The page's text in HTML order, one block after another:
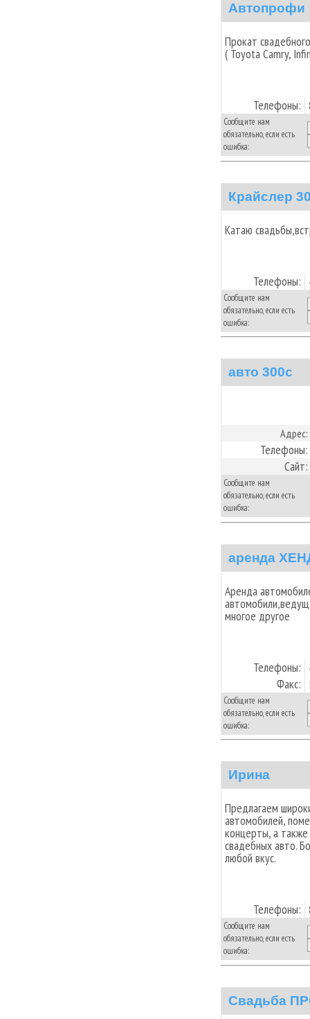
Автопрофи
Прокат
( Toyota Camry,
Телефоны:
Сообщите нам
обязательно, если есть
ошибка:
Крайслер
Катаю
Телефоны:
Сообщите нам
обязательно, если есть
ошибка:
авто 300с
Адрес:
Телефоны:
Сайт:
Сообщите нам
обязательно, если есть
ошибка:
аренда
Аренда
многое другое
Телефоны:
Факс:
Сообщите нам
обязательно, если есть
ошибка:
Ирина
Предлагаем
автомобилей,
концерты, а
свадебных авто.
любой вкус.
Телефоны:
Сообщите нам
обязательно, если есть
ошибка:
Свадьба